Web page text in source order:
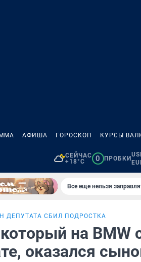
АФИША ГОРОСКОП КУРСЫ
СЕЙЧАС
+18°C
0 ПРОБКИ
Все еще нельзя
ДЕПУТАТА СБИЛ ПОДРОСТКА
на BMW
оказался